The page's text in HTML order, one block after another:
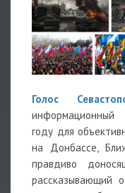
Голос
году для
на Донбассе,
правдиво
рассказывающий